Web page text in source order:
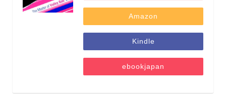
Amazon
Kindle
ebookjapan